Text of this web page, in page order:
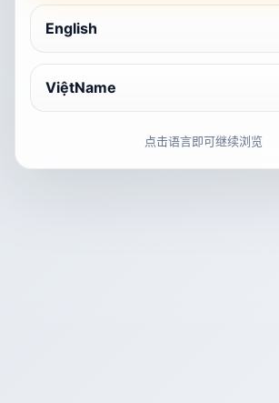
English
ViệtName
点击语言即可继续浏览